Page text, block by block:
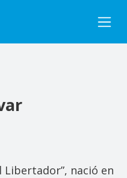
Libertador”, nació en